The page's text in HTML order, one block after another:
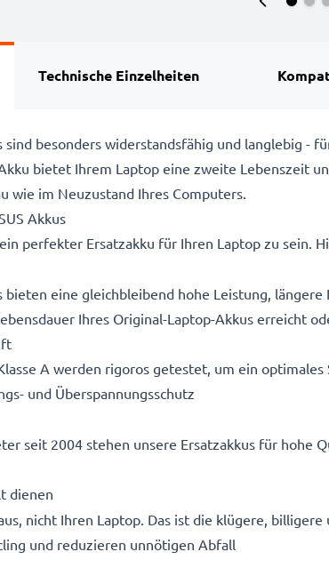
Technische Einzelheiten
sind besonders widerstandsfähig und langlebig -
bietet Ihrem Laptop eine zweite Lebenszeit
wie im Neuzustand Ihres Computers.
Akkus
perfekter Ersatzakku für Ihren Laptop zu sein.
bieten eine gleichbleibend hohe Leistung,
Ihres Original-Laptop-Akkus erreicht
A werden rigoros getestet, um ein
und Überspannungsschutz
seit 2004 stehen unsere Ersatzakkus für hohe
dienen
nicht Ihren Laptop. Das ist die klügere,
und reduzieren unnötigen Abfall